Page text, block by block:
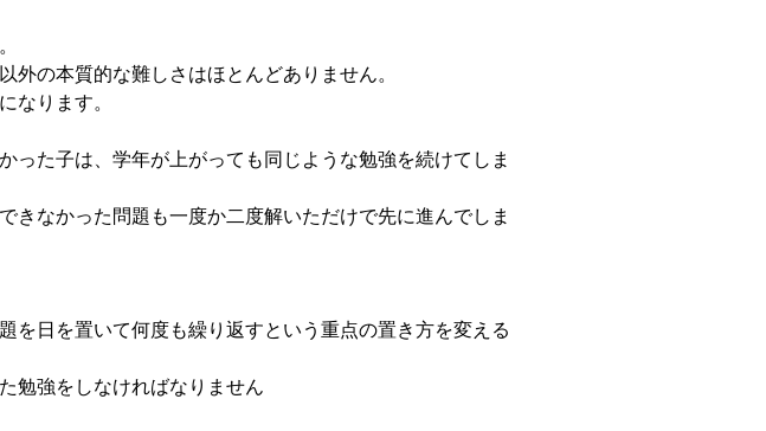
の本質的な難しさはほとんどありません。
なります。
た子は、学年が上がっても同じような勉強を続けてしま
なかった問題も一度か二度解いただけで先に進んでしま
日を置いて何度も繰り返すという重点の置き方を変える
勉強をしなければなりません